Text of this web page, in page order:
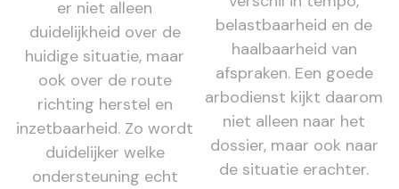
er niet alleen
duidelijkheid over de
huidige situatie, maar
ook over de route
richting herstel en
inzetbaarheid. Zo wordt
duidelijker welke
ondersteuning echt
belastbaarheid en de
haalbaarheid van
afspraken. Een goede
arbodienst kijkt daarom
niet alleen naar het
dossier, maar ook naar
de situatie erachter.